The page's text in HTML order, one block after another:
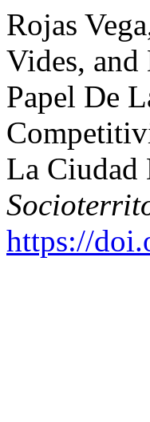
Rojas
Vides,
Papel De
La
https://